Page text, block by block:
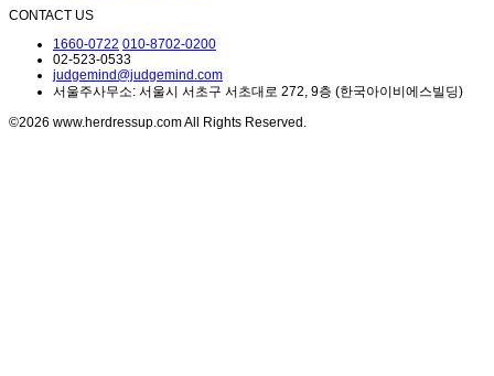
CONTACT US
1660-0722 010-8702-0200
02-523-0533
judgemind@judgemind.com
서울주사무소: 서울시 서초구 서초대로 272, 9층 (한국아이비에스빌딩)
©2026 www.herdressup.com All Rights Reserved.